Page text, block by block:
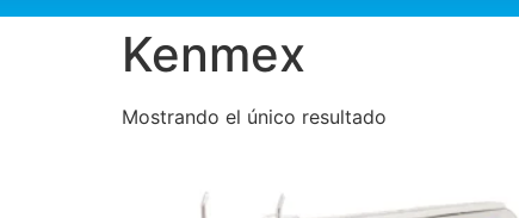
Kenmex
Mostrando el único resultado